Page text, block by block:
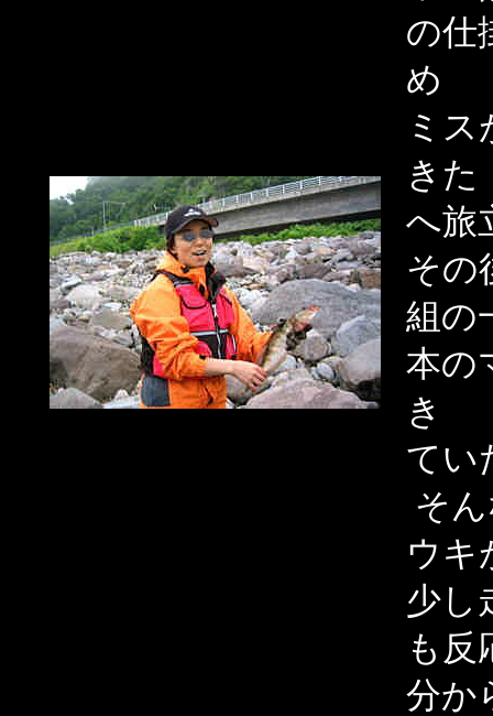
の仕
め
ミ
きた
へ旅
その
組の
本の
き
てい
そ
ウキ
少し
も反
分か